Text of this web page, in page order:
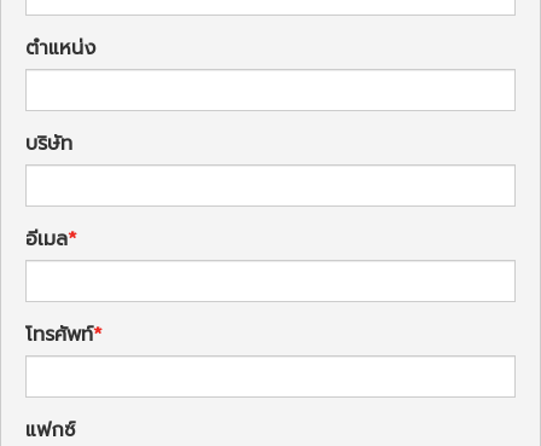
ตำแหน่ง
บริษัท
อีเมล
โทรศัพท์
แฟกซ์